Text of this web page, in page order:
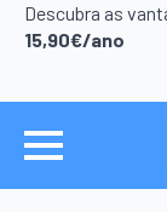
Descubra as
15,90€/ano